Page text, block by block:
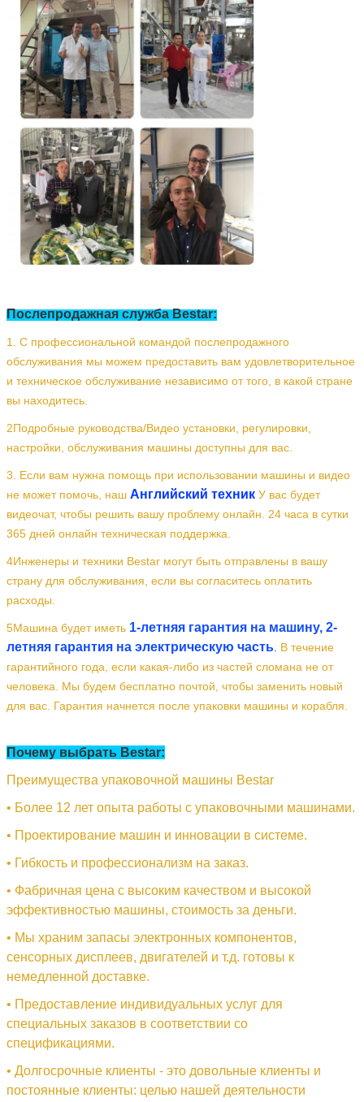
Послепродажная служба Bestar:
1. С профессиональной командой послепродажного
обслуживания мы можем предоставить вам удовлетворительное
и техническое обслуживание независимо от того, в какой стране
вы находитесь.
2Подробные руководства/Видео установки, регулировки,
настройки, обслуживания машины доступны для вас.
3. Если вам нужна помощь при использовании машины и видео
не может помочь, наш Английский техник У вас будет
видеочат, чтобы решить вашу проблему онлайн. 24 часа в сутки
365 дней онлайн техническая поддержка.
4Инженеры и техники Bestar могут быть отправлены в вашу
страну для обслуживания, если вы согласитесь оплатить
расходы.
5Машина будет иметь 1-летняя гарантия на машину, 2-
летняя гарантия на электрическую часть. В течение
гарантийного года, если какая-либо из частей сломана не от
человека. Мы будем бесплатно почтой, чтобы заменить новый
для вас. Гарантия начнется после упаковки машины и корабля.
Почему выбрать Bestar:
Преимущества упаковочной машины Bestar
• Более 12 лет опыта работы с упаковочными машинами.
• Проектирование машин и инновации в системе.
• Гибкость и профессионализм на заказ.
• Фабричная цена с высоким качеством и высокой
эффективностью машины, стоимость за деньги.
• Мы храним запасы электронных компонентов,
сенсорных дисплеев, двигателей и т.д. готовы к
немедленной доставке.
• Предоставление индивидуальных услуг для
специальных заказов в соответствии со
спецификациями.
• Долгосрочные клиенты - это довольные клиенты и
постоянные клиенты: целью нашей деятельности